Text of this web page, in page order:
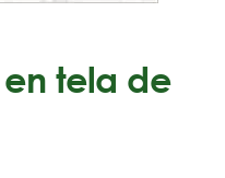
tela de